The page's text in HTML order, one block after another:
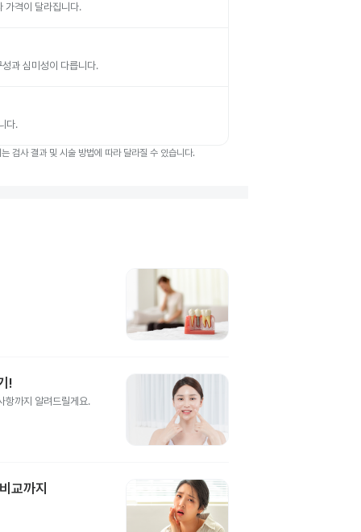
가격이 달라집니다.
과 심미성이 다릅니다.
다.
검사 결과 및 시술 방법에 따라 달라질 수 있습니다.
!
항까지 알려드릴게요.
교까지